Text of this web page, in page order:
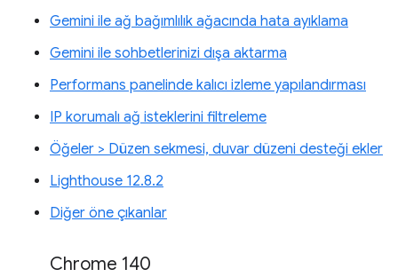
Gemini ile ağ bağımlılık ağacında hata ayıklama
Gemini ile sohbetlerinizi dışa aktarma
Performans panelinde kalıcı izleme yapılandırması
IP korumalı ağ isteklerini filtreleme
Öğeler > Düzen sekmesi, duvar düzeni desteği ekler
Lighthouse 12.8.2
Diğer öne çıkanlar
Chrome 140